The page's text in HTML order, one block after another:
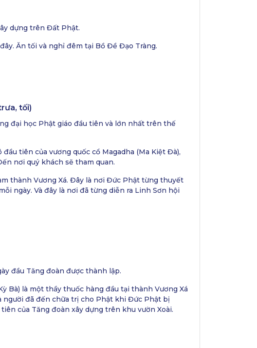
dựng trên Đất Phật.
Ăn tối và nghỉ đêm tại Bồ Đề Đạo Tràng.
tối)
đại học Phật giáo đầu tiên và lớn nhất trên thế
đầu tiên của vương quốc cổ Magadha (Ma Kiệt Đà),
nơi quý khách sẽ tham quan.
thành Vương Xá. Đây là nơi Đức Phật từng thuyết
ngày. Và đây là nơi đã từng diễn ra Linh Sơn hội
đầu Tăng đoàn được thành lập.
Bà) là một thầy thuốc hàng đầu tại thành Vương Xá
người đã đến chữa trị cho Phật khi Đức Phật bị
của Tăng đoàn xây dựng trên khu vườn Xoài.